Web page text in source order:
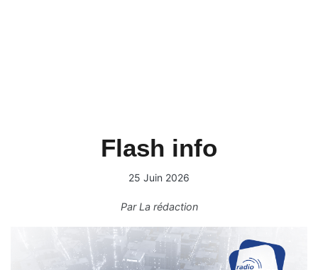
Flash info
25 Juin 2026
ParLa rédaction